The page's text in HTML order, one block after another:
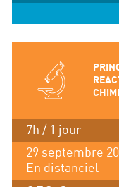
7h / 1 jour
29 septembre
En distanciel